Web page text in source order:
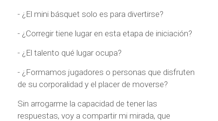
- ¿El mini básquet solo es para divertirse?
- ¿Corregir tiene lugar en esta etapa de iniciación?
- ¿El talento qué lugar ocupa?
- ¿Formamos jugadores o personas que disfruten
de su corporalidad y el placer de moverse?
Sin arrogarme la capacidad de tener las
respuestas, voy a compartir mi mirada, que